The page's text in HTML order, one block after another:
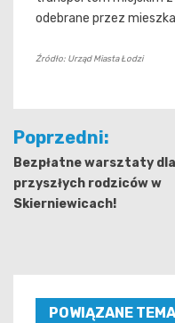
odebrane przez
Źródło: Urząd Miasta Łodzi
Nawigacja
wpisu
Poprzedni:
Bezpłatne warsztaty dla
przyszłych rodziców w
Skierniewicach!
POWIĄZANE